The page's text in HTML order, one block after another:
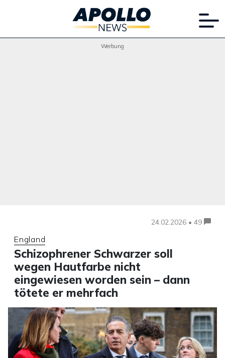
Werbung
24.02.2026 • 49
England
Schizophrener Schwarzer soll
wegen Hautfarbe nicht
eingewiesen worden sein – dann
tötete er mehrfach